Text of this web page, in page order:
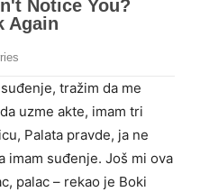
tražim da me
uzme akte, imam tri
Palata pravde, ja ne
imam suđenje. Još mi ova
palac – rekao je Boki